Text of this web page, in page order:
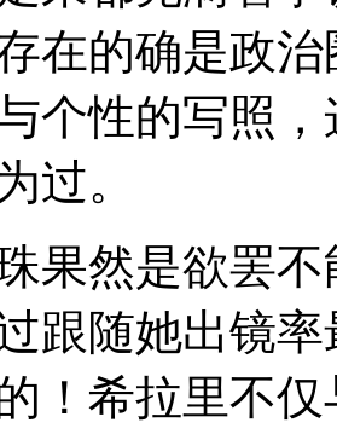
在的确是政
个性的写照
过。
果然是欲罢
跟随她出镜
！希拉里不